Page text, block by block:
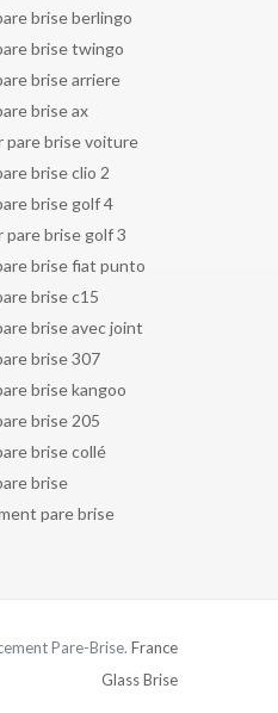
brise berlingo
brise twingo
brise arriere
brise ax
pare brise voiture
brise clio 2
brise golf 4
brise golf 3
brise fiat punto
brise c15
brise avec joint
brise 307
brise kangoo
brise 205
brise collé
brise
pare brise
Pare-Brise. France
Glass Brise